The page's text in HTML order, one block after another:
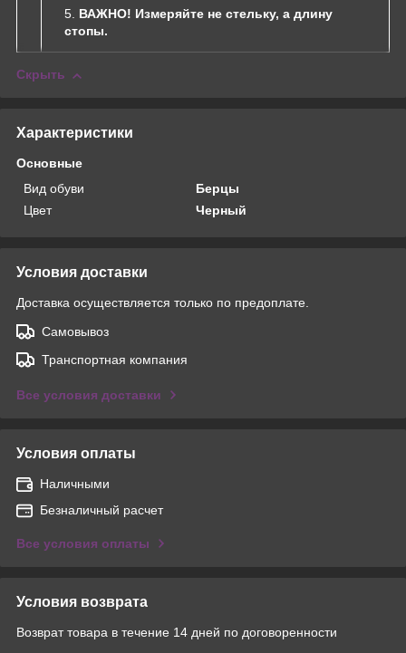
ВАЖНО! Измеряйте не стельку, а длину
стопы.
Скрыть
Характеристики
Основные
Вид обуви
Берцы
Цвет
Черный
Условия доставки
Доставка осуществляется только по предоплате.
Самовывоз
Транспортная компания
Все условия доставки
Условия оплаты
Наличными
Безналичный расчет
Все условия оплаты
Условия возврата
Возврат товара в течение 14 дней по договоренности